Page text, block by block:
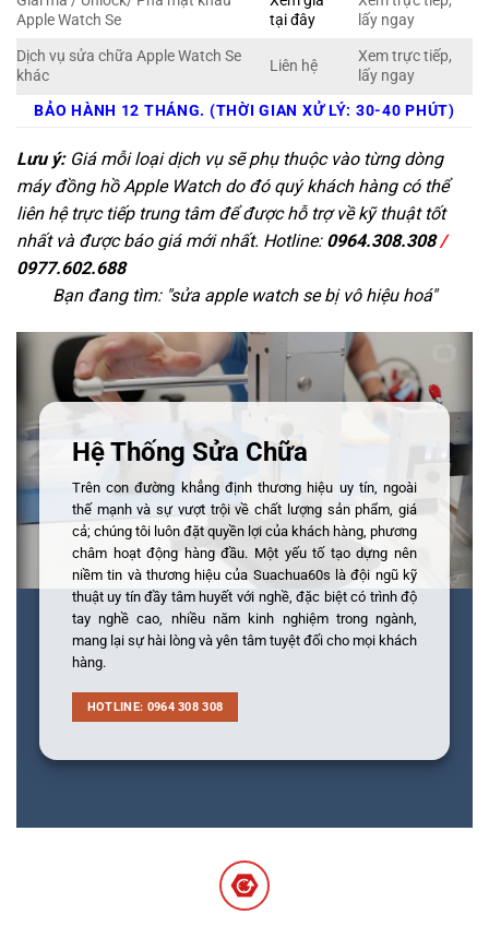
Apple Watch Se
tại đây
lấy ngay
Dịch vụ sửa chữa Apple Watch Se
khác
Liên hệ
Xem trực tiếp,
lấy ngay
BẢO HÀNH 12 THÁNG. (THỜI GIAN XỬ LÝ: 30-40 PHÚT)
Lưu ý:Giá mỗi loại dịch vụ sẽ phụ thuộc vào từng dòng
máy đồng hồ Apple Watch do đó quý khách hàng có thể
liên hệ trực tiếp trung tâm để được hỗ trợ về kỹ thuật tốt
nhất và được báo giá mới nhất. Hotline: 0964.308.308/
0977.602.688
Bạn đang tìm: "sửa apple watch se bị vô hiệu hoá"
Hệ Thống Sửa Chữa
Trên con đường khẳng định thương hiệu uy tín, ngoài
thế mạnh và sự vượt trội về chất lượng sản phẩm, giá
cả; chúng tôi luôn đặt quyền lợi của khách hàng, phương
châm hoạt động hàng đầu. Một yếu tố tạo dựng nên
niềm tin và thương hiệu của Suachua60s là đội ngũ kỹ
thuật uy tín đầy tâm huyết với nghề, đặc biệt có trình độ
tay nghề cao, nhiều năm kinh nghiệm trong ngành,
mang lại sự hài lòng và yên tâm tuyệt đối cho mọi khách
hàng.
HOTLINE: 0964 308 308